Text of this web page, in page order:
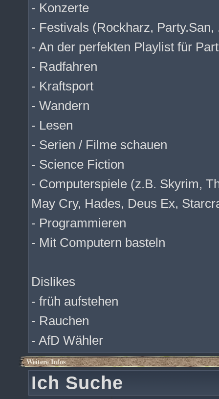
- Konzerte
- Festivals (Rockharz, Party.San,
- An der perfekten Playlist für
- Radfahren
- Kraftsport
- Wandern
- Lesen
- Serien / Filme schauen
- Science Fiction
- Computerspiele (z.B. Skyrim,
May Cry, Hades, Deus Ex,
- Programmieren
- Mit Computern basteln
Dislikes
- früh aufstehen
- Rauchen
- AfD Wähler
Weitere Infos
Ich Suche